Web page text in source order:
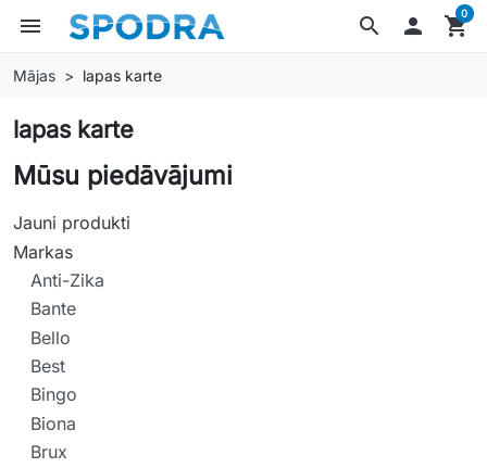
search
menu  shopping_cart
0
Mājas lapas karte
lapas karte
Mūsu piedāvājumi
Jauni produkti
Markas
Anti-Zika
Bante
Bello
Best
Bingo
Biona
Brux